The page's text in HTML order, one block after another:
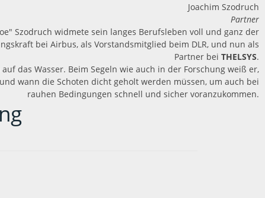
Joachim Szodruch
Partner
Szodruch widmete sein langes Berufsleben voll und ganz der
bei Airbus, als Vorstandsmitglied beim DLR, und nun als
Partner bei THELSYS.
das Wasser. Beim Segeln wie auch in der Forschung weiß er,
wann die Schoten dicht geholt werden müssen, um auch bei
rauhen Bedingungen schnell und sicher voranzukommen.